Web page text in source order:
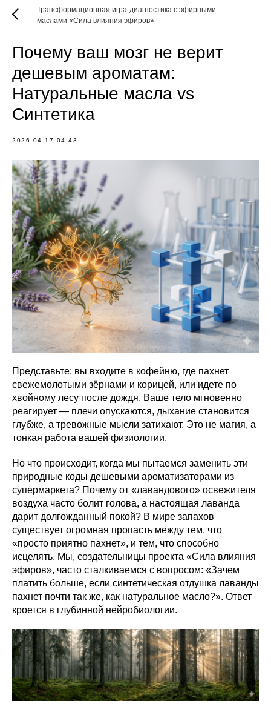
Трансформационная игра-диагностика с эфирными
маслами «Сила влияния эфиров»
Почему ваш мозг не верит
дешевым ароматам:
Натуральные масла vs
Синтетика
2026-04-17 04:43
Представьте: вы входите в кофейню, где пахнет
свежемолотыми зёрнами и корицей, или идете по
хвойному лесу после дождя. Ваше тело мгновенно
реагирует — плечи опускаются, дыхание становится
глубже, а тревожные мысли затихают. Это не магия, а
тонкая работа вашей физиологии.
Но что происходит, когда мы пытаемся заменить эти
природные коды дешевыми ароматизаторами из
супермаркета? Почему от «лавандового» освежителя
воздуха часто болит голова, а настоящая лаванда
дарит долгожданный покой? В мире запахов
существует огромная пропасть между тем, что
«просто приятно пахнет», и тем, что способно
исцелять. Мы, создательницы проекта «Сила влияния
эфиров», часто сталкиваемся с вопросом: «Зачем
платить больше, если синтетическая отдушка лаванды
пахнет почти так же, как натуральное масло?». Ответ
кроется в глубинной нейробиологии.